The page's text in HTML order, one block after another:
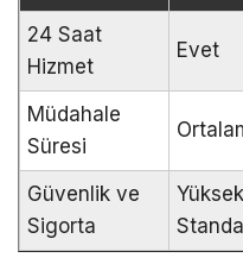
24 Saat
Hizmet
Evet
Müdahale
Süresi
Güvenlik ve
Sigorta